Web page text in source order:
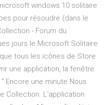
windows 10 solitaire
pour résoudre (dans le
- Forum du
jours le Microsoft Solitaire
tous les icônes de Store
une application, la fenêtre
Encore une minute Nous
Collection. L'application